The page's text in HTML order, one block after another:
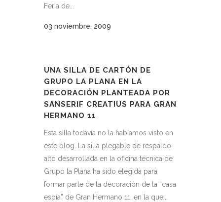
Feria de...
03 noviembre, 2009
UNA SILLA DE CARTÓN DE
GRUPO LA PLANA EN LA
DECORACIÓN PLANTEADA POR
SANSERIF CREATIUS PARA GRAN
HERMANO 11
Esta silla todavía no la habíamos visto en
este blog. La silla plegable de respaldo
alto desarrollada en la oficina técnica de
Grupo la Plana ha sido elegida para
formar parte de la decoración de la “casa
espía” de Gran Hermano 11, en la que...